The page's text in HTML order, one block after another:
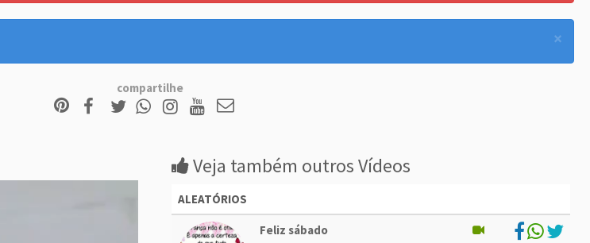
×
compartilhe
Veja também outros Vídeos
ALEATÓRIOS
Feliz sábado